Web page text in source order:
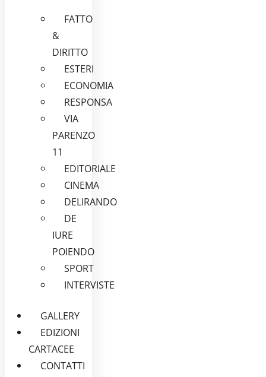
FATTO
&
DIRITTO
ESTERI
ECONOMIA
RESPONSA
VIA
PARENZO
11
EDITORIALE
CINEMA
DELIRANDO
DE
IURE
POIENDO
SPORT
INTERVISTE
GALLERY
EDIZIONI
CARTACEE
CONTATTI